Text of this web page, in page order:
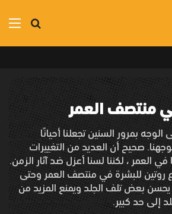
بحث
منتصف العمر
بمرور السنين تجعلنا أحيانًا
صحيح أن العديد من التغييرات
العمر ، لكننا لسنا أعزل ضد آثار الزمن.
روتين للبشرة في منتصف العمر وحتى
يحسن بعض تلف الجلد ويمنع المزيد من
إلى حد كبير.